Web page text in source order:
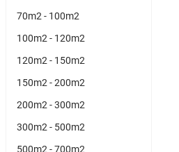
70m2 - 100m2
100m2 - 120m2
120m2 - 150m2
150m2 - 200m2
200m2 - 300m2
300m2 - 500m2
500m2 - 700m2